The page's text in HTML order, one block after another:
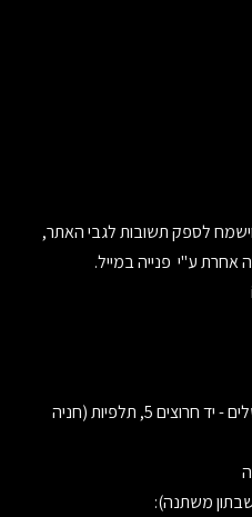
לספק תשובות לגבי האתר,
אחרת ע"י פנייה במייל.
בואו לבקר במחסן לוגיסטי שלנו: ירושלים - יד חרוצים 5, תלפיות (חניה
משתנה):